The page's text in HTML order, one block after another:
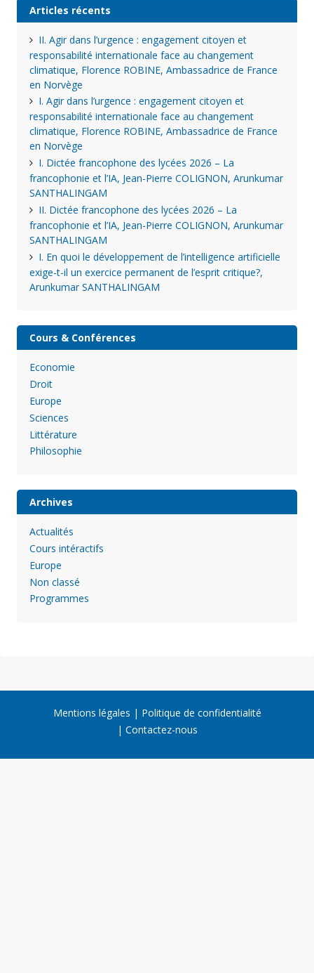
Articles récents
II. Agir dans l’urgence : engagement citoyen et
responsabilité internationale face au changement
climatique, Florence ROBINE, Ambassadrice de France
en Norvège
I. Agir dans l’urgence : engagement citoyen et
responsabilité internationale face au changement
climatique, Florence ROBINE, Ambassadrice de France
en Norvège
I. Dictée francophone des lycées 2026 – La
francophonie et l’IA, Jean-Pierre COLIGNON, Arunkumar
SANTHALINGAM
II. Dictée francophone des lycées 2026 – La
francophonie et l’IA, Jean-Pierre COLIGNON, Arunkumar
SANTHALINGAM
I. En quoi le développement de l’intelligence artificielle
exige-t-il un exercice permanent de l’esprit critique?,
Arunkumar SANTHALINGAM
Cours & Conférences
Economie
Droit
Europe
Sciences
Littérature
Philosophie
Archives
Actualités
Cours intéractifs
Europe
Non classé
Programmes
Mentions légales
Politique de confidentialité
Contactez-nous